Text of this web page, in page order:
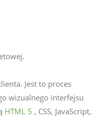
Jest to proces
wizualnego interfejsu
HTML 5 , CSS, JavaScript,